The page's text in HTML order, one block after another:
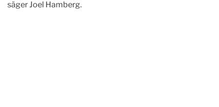
säger Joel Hamberg.